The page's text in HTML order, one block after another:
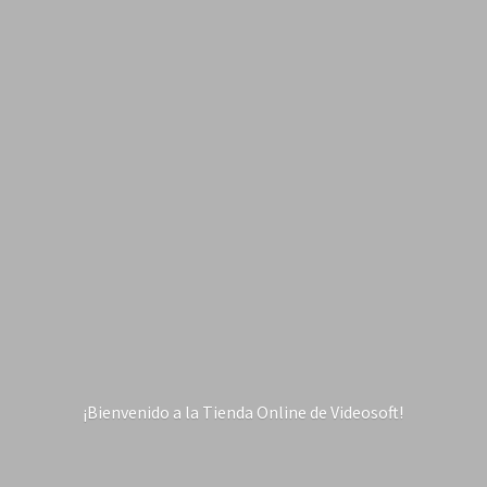
¡Bienvenido a la Tienda Online de Videosoft!